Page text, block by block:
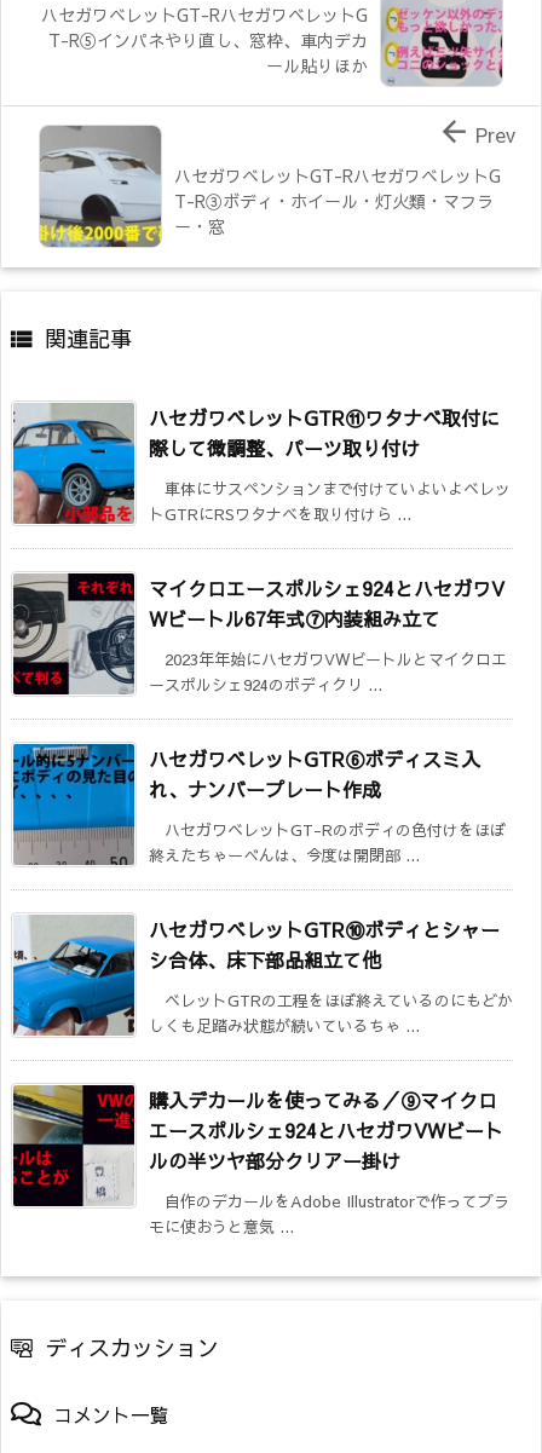
ハセガワベレットGT-RハセガワベレットG
T-R⑤インパネやり直し、窓枠、車内デカ
ール貼りほか
ハセガワベレットGT-RハセガワベレットG
T-R③ボディ・ホイール・灯火類・マフラ
ー・窓
 Prev
 関連記事
ハセガワベレットGTR⑪ワタナベ取付に
際して微調整、パーツ取り付け
車体にサスペンションまで付けていよいよベレッ
トGTRにRSワタナベを取り付けら ...
マイクロエースポルシェ924とハセガワV
Wビートル67年式⑦内装組み立て
2023年年始にハセガワVWビートルとマイクロエ
ースポルシェ924のボディクリ ...
ハセガワベレットGTR⑥ボディスミ入
れ、ナンバープレート作成
ハセガワベレットGT-Rのボディの色付けをほぼ
終えたちゃーべんは、今度は開閉部 ...
ハセガワベレットGTR⑩ボディとシャー
シ合体、床下部品組立て他
ベレットGTRの工程をほぼ終えているのにもどか
しくも足踏み状態が続いているちゃ ...
購入デカールを使ってみる／⑨マイクロ
エースポルシェ924とハセガワVWビート
ルの半ツヤ部分クリアー掛け
自作のデカールをAdobe Illustratorで作ってプラ
モに使おうと意気 ...
ディスカッション
コメント一覧